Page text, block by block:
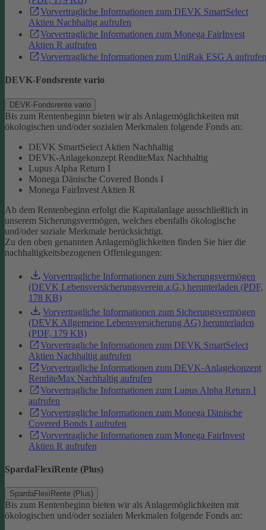
Vorvertragliche Informationen zum DEVK SmartSelect
Aktien Nachhaltig aufrufen
Vorvertragliche Informationen zum Monega FairInvest
Aktien R aufrufen
Vorvertragliche Informationen zum UniRak ESG A aufrufen
DEVK-Fondsrente vario
DEVK-Fondsrente vario
Bis zum Rentenbeginn bieten wir als Anlagemöglichkeiten mit
ökologischen und/oder sozialen Merkmalen folgende Fonds an:
DEVK SmartSelect Aktien Nachhaltig
DEVK-Anlagekonzept RenditeMax Nachhaltig
Lupus Alpha Return I
Monega Dänische Covered Bonds I
Monega FairInvest Aktien R
Ab dem Rentenbeginn erfolgt die Kapitalanlage ausschließlich in
unserem Sicherungsvermögen, welches ebenfalls ökologische
und/oder soziale Merkmale berücksichtigt.
Zu den oben genannten Anlagemöglichkeiten finden Sie hier die
nachhaltigkeitsbezogenen Offenlegungen:
Vorvertragliche Informationen zum Sicherungsvermögen
(DEVK Lebensversicherungsverein a.G.) herunterladen (PDF,
178 KB)
Vorvertragliche Informationen zum Sicherungsvermögen
(DEVK Allgemeine Lebensversicherung AG) herunterladen
(PDF, 179 KB)
Vorvertragliche Informationen zum DEVK SmartSelect
Aktien Nachhaltig aufrufen
Vorvertragliche Informationen zum DEVK-Anlagekonzept
RenditeMax Nachhaltig aufrufen
Vorvertragliche Informationen zum Lupus Alpha Return I
aufrufen
Vorvertragliche Informationen zum Monega Dänische
Covered Bonds I aufrufen
Vorvertragliche Informationen zum Monega FairInvest
Aktien R aufrufen
SpardaFlexiRente (Plus)
SpardaFlexiRente (Plus)
Bis zum Rentenbeginn bieten wir als Anlagemöglichkeiten mit
ökologischen und/oder sozialen Merkmalen folgende Fonds an: